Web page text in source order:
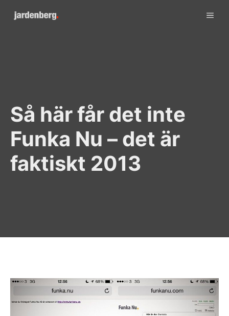
Så här får det inte
Funka Nu – det är
faktiskt 2013